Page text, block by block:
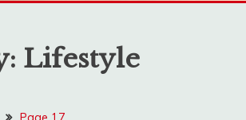
Lifestyle